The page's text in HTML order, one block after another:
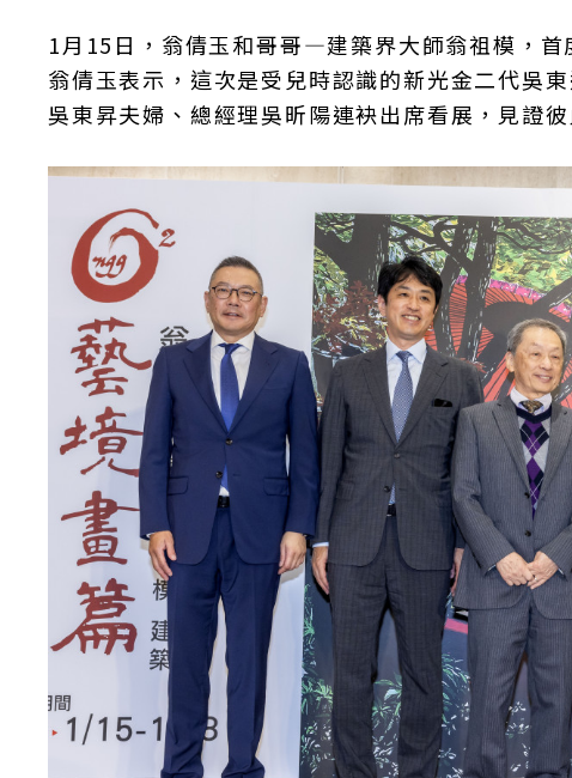
1月15日，翁倩玉和哥哥—建築界大師翁祖模，
翁倩玉表示，這次是受兒時認識的新光金二代吳
吳東昇夫婦、總經理吳昕陽連袂出席看展，見證彼